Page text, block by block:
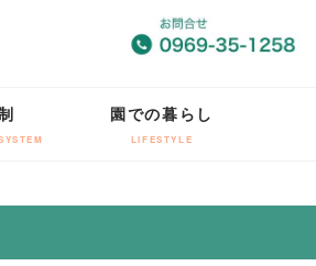
園での暮らし
LIFESTYLE